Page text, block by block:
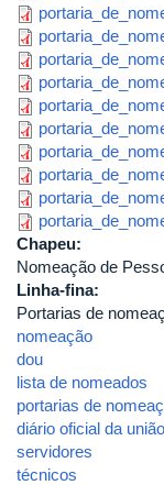
Chapeu:
Nomeação de
Linha-fina:
Portarias de
nomeação
dou
lista de nomeados
portarias de
diário oficial da união
servidores
técnicos